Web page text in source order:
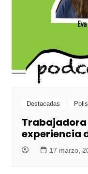
Destacadas Polis
Trabajadora
experiencia
17 marzo,